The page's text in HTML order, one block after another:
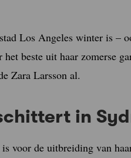
Los Angeles winter is –
beste uit haar zomerse
Zara Larsson al.
in
voor de uitbreiding van